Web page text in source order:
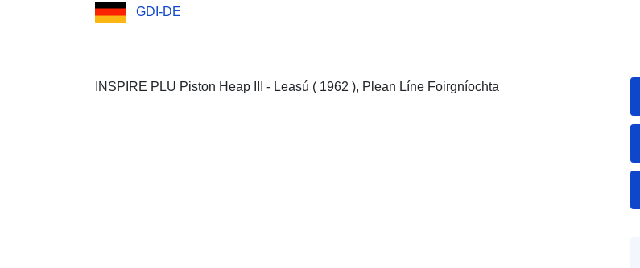
GDI-DE
INSPIRE PLU Piston Heap III - Leasú ( 1962 ), Plean Líne Foirgníochta